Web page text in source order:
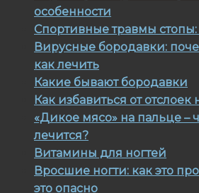
особенности
Спортивные травмы стопы:
Вирусные бородавки:
как лечить
Какие бывают бородавки
Как избавиться от отслоек
«Дикое мясо» на пальце –
лечится?
Витамины для ногтей
Вросшие ногти: как это
это опасно